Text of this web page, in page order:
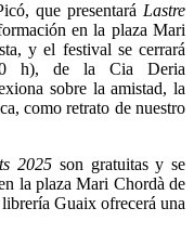
que presentará Lastre
en la plaza Mari
y el festival se cerrará
h), de la Cia Deria
sobre la amistad, la
como retrato de nuestro
2025 son gratuitas y se
la plaza Mari Chordà de
Guaix ofrecerá una